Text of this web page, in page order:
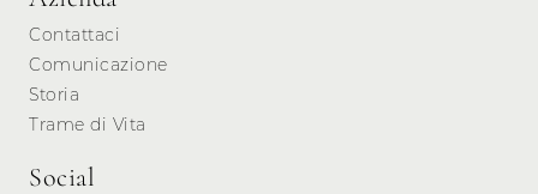
Contattaci
Comunicazione
Storia
Trame di Vita
Social